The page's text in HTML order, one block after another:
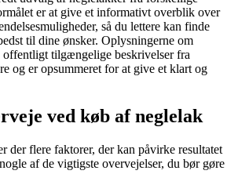
er at give et informativt overblik over
så du lettere kan finde
til dine ønsker. Oplysningerne om
offentligt tilgængelige beskrivelser fra
og er opsummeret for at give et klart og
ved køb af neglelak
der flere faktorer, der kan påvirke resultatet
af de vigtigste overvejelser, du bør gøre